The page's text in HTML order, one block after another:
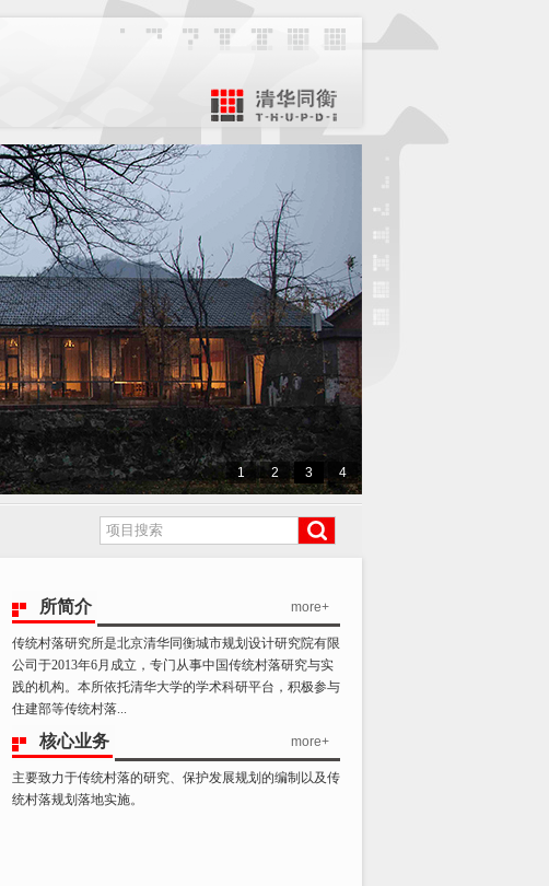
1 2 3 4
more+
所简介
传统村落研究所是北京清华同衡城市规划设计研究院有限
公司于2013年6月成立，专门从事中国传统村落研究与实
践的机构。本所依托清华大学的学术科研平台，积极参与
住建部等传统村落...
more+
核心业务
主要致力于传统村落的研究、保护发展规划的编制以及传
统村落规划落地实施。